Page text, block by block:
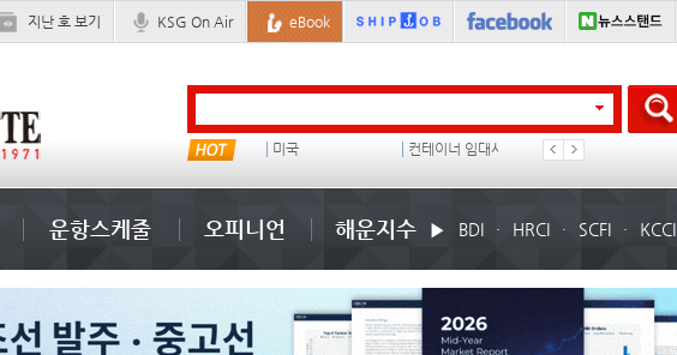
지난 호 보기 KSG On Air eBook
미국 컨테이너 임대사 이환구 지원동기 왈레니우스
운항스케줄 오피니언 해운지수 BDI HRCI SCFI KCCI